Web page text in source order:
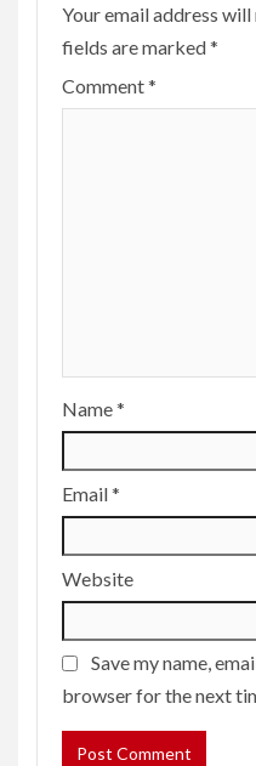
Your email address
fields are marked*
Comment*
Name*
Email*
Website
Save my name,
browser for the next